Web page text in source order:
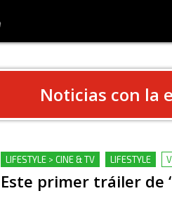
Noticias con la
LIFESTYLE > CINE & TV LIFESTYLE
Este primer tráiler de